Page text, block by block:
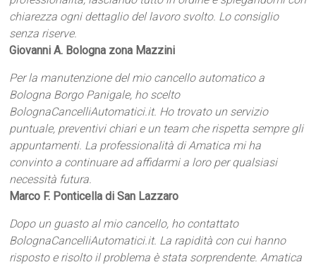
chiarezza ogni dettaglio del lavoro svolto. Lo consiglio
senza riserve.
Giovanni A. Bologna zona Mazzini
Per la manutenzione del mio cancello automatico a
Bologna Borgo Panigale, ho scelto
BolognaCancelliAutomatici.it. Ho trovato un servizio
puntuale, preventivi chiari e un team che rispetta sempre gli
appuntamenti. La professionalità di Amatica mi ha
convinto a continuare ad affidarmi a loro per qualsiasi
necessità futura.
Marco F. Ponticella di San Lazzaro
Dopo un guasto al mio cancello, ho contattato
BolognaCancelliAutomatici.it. La rapidità con cui hanno
risposto e risolto il problema è stata sorprendente. Amatica